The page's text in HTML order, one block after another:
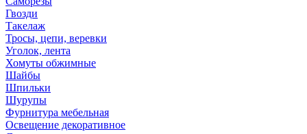
Гвозди
Такелаж
Тросы, цепи, веревки
Уголок, лента
Хомуты обжимные
Шайбы
Шпильки
Шурупы
Фурнитура мебельная
Освещение декоративное